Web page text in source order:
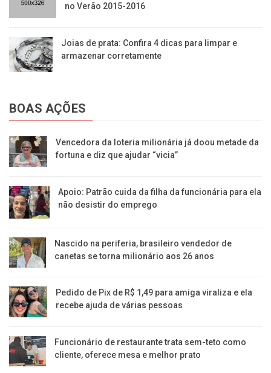
no Verão 2015-2016
Joias de prata: Confira 4 dicas para limpar e
armazenar corretamente
BOAS AÇÕES
Vencedora da loteria milionária já doou metade da
fortuna e diz que ajudar “vicia”
Apoio: Patrão cuida da filha da funcionária para ela
não desistir do emprego
Nascido na periferia, brasileiro vendedor de
canetas se torna milionário aos 26 anos
Pedido de Pix de R$ 1,49 para amiga viraliza e ela
recebe ajuda de várias pessoas
Funcionário de restaurante trata sem-teto como
cliente, oferece mesa e melhor prato